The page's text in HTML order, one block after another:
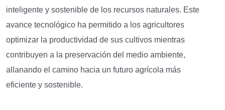
inteligente y sostenible de los recursos naturales. Este
avance tecnológico ha permitido a los agricultores
optimizar la productividad de sus cultivos mientras
contribuyen a la preservación del medio ambiente,
allanando el camino hacia un futuro agrícola más
eficiente y sostenible.